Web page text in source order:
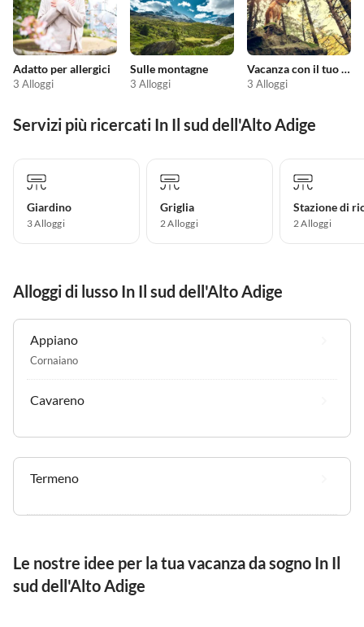
Adatto per allergici
3 Alloggi
Sulle montagne
3 Alloggi
Vacanza con il tuo cane
3 Alloggi
Servizi più ricercati In Il sud dell'Alto Adige
Giardino
3 Alloggi
Griglia
2 Alloggi 2 Alloggi
Alloggi di lusso In Il sud dell'Alto Adige
Appiano
Cornaiano
Cavareno
Termeno
Le nostre idee per la tua vacanza da sogno In Il
sud dell'Alto Adige